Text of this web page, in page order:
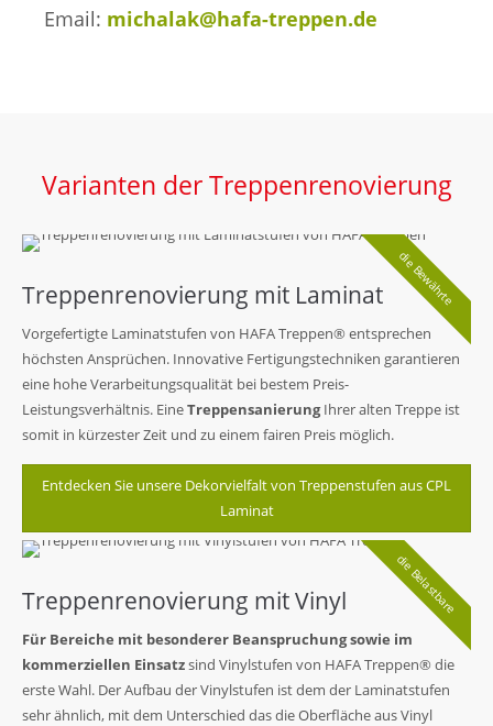
Email: michalak@hafa-treppen.de
Varianten der Treppenrenovierung
die Bewährte
Treppenrenovierung mit Laminat
Vorgefertigte Laminatstufen von HAFA Treppen® entsprechen
höchsten Ansprüchen. Innovative Fertigungstechniken garantieren
eine hohe Verarbeitungsqualität bei bestem Preis-
Leistungsverhältnis. EineTreppensanierungIhrer alten Treppe ist
somit in kürzester Zeit und zu einem fairen Preis möglich.
Entdecken Sie unsere Dekorvielfalt von Treppenstufen aus CPL
Laminat
die Belastbare
Treppenrenovierung mit Vinyl
Für Bereiche mit besonderer Beanspruchung sowie im
kommerziellen Einsatzsind Vinylstufen von HAFA Treppen® die
erste Wahl. Der Aufbau der Vinylstufen ist dem der Laminatstufen
sehr ähnlich, mit dem Unterschied das die Oberfläche aus Vinyl